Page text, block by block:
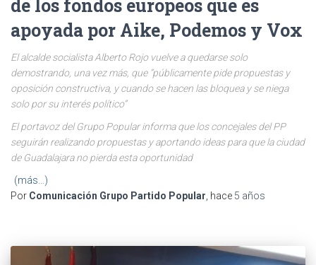
de los fondos europeos que es
apoyada por Aike, Podemos y Vox
El alcalde socialista Alberto Rojo vuelve a quedarse solo
demostrando, una vez más, que “públicamente pide propuestas y
oposición constructiva, y cuando se hacen las bloquea y se niega
solo por su interés político”
El portavoz del Grupo Popular informa que los concejales del PP
seguirán realizando propuestas y aportando ideas para que la ciudad
de Guadalajara no pierda esta oportunidad
(más…)
Por Comunicación Grupo Partido Popular , hace 5 años